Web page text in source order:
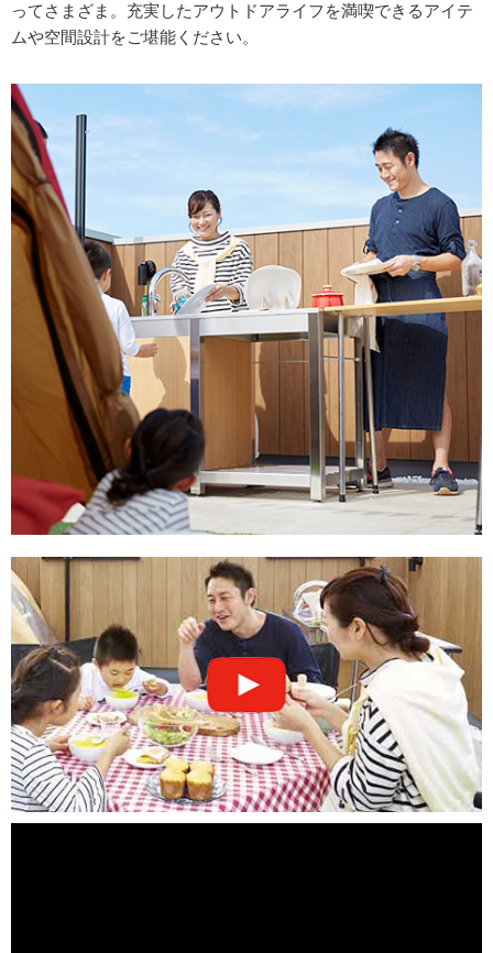
ってさまざま。充実したアウトドアライフを満喫できるアイテ
ムや空間設計をご堪能ください。